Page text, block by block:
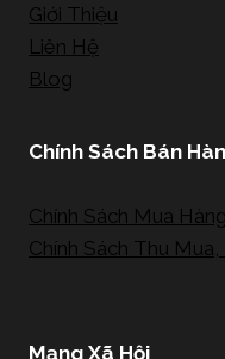
Giới Thiệu
Liên Hệ
Blog
Chính Sách Bán
Chính Sách Mua Hàng
Chính Sách Thu
Mạng Xã Hội